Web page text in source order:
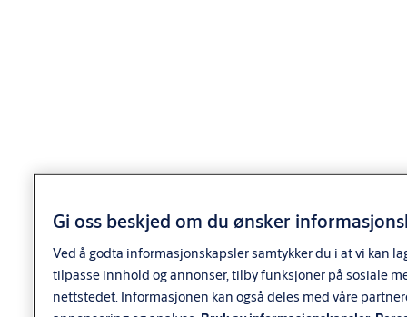
vaskemaskiner, spille-automater, parkometere
Utførelse
CL110 er en spesielt kraftig lås beregnet på
Gi oss beskjed om du ønsker
Ved å godta informasjonskapsler samtykker du i at vi kan
tilpasse innhold og annonser, tilby funksjoner på sosiale
nettstedet. Informasjonen kan også deles med våre